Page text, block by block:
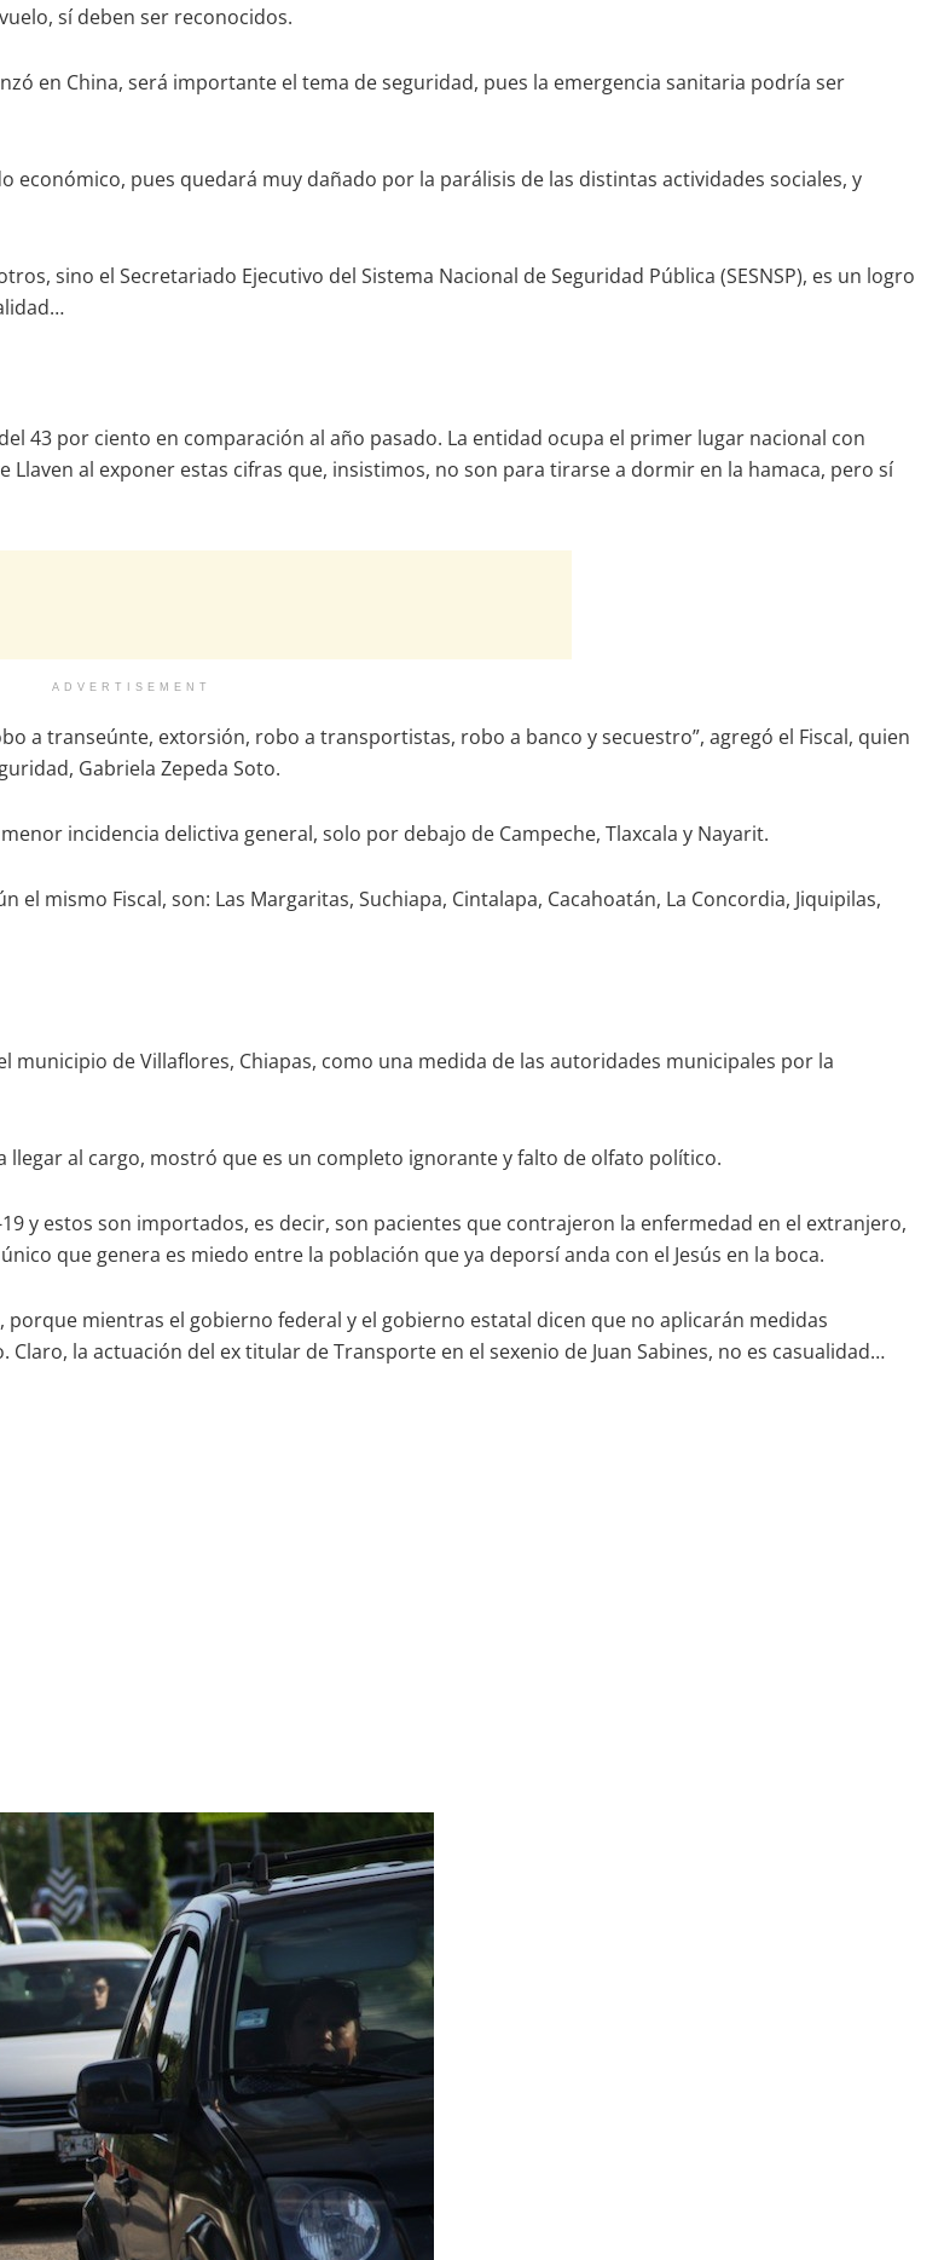
sí deben ser reconocidos.
en China, será importante el tema de seguridad, pues la emergencia sanitaria podría ser
pues quedará muy dañado por la parálisis de las distintas actividades sociales, y
sino el Secretariado Ejecutivo del Sistema Nacional de Seguridad Pública (SESNSP), es un logro
43 por ciento en comparación al año pasado. La entidad ocupa el primer lugar nacional con
al exponer estas cifras que, insistimos, no son para tirarse a dormir en la hamaca, pero sí
ADVERTISEMENT
a transeúnte, extorsión, robo a transportistas, robo a banco y secuestro”, agregó el Fiscal, quien
Gabriela Zepeda Soto.
incidencia delictiva general, solo por debajo de Campeche, Tlaxcala y Nayarit.
mismo Fiscal, son: Las Margaritas, Suchiapa, Cintalapa, Cacahoatán, La Concordia, Jiquipilas,
municipio de Villaflores, Chiapas, como una medida de las autoridades municipales por la
al cargo, mostró que es un completo ignorante y falto de olfato político.
y estos son importados, es decir, son pacientes que contrajeron la enfermedad en el extranjero,
que genera es miedo entre la población que ya deporsí anda con el Jesús en la boca.
mientras el gobierno federal y el gobierno estatal dicen que no aplicarán medidas
la actuación del ex titular de Transporte en el sexenio de Juan Sabines, no es casualidad…